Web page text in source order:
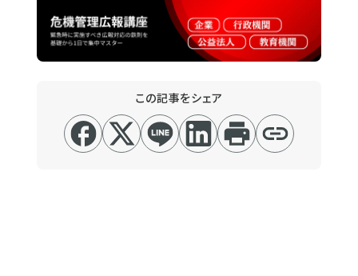
この記事をシェア